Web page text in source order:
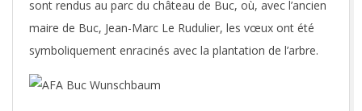
sont rendus au parc du château de Buc, où, avec l’ancien
maire de Buc, Jean-Marc Le Rudulier, les vœux ont été
symboliquement enracinés avec la plantation de l’arbre.